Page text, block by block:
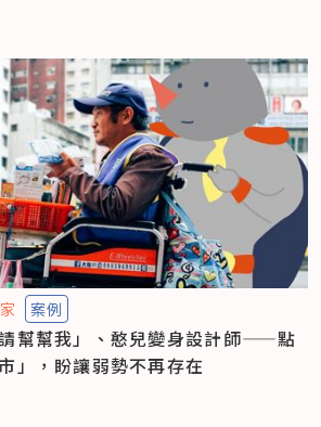
案例
幫幫我」、憨兒變身設計師——點
」，盼讓弱勢不再存在